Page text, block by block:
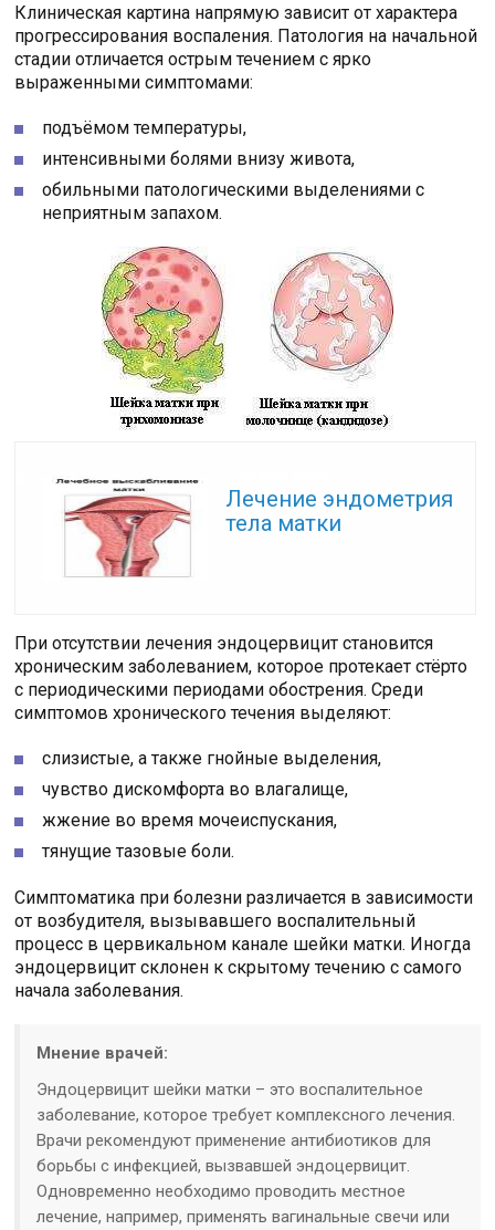
Клиническая картина напрямую зависит от характера
прогрессирования воспаления. Патология на начальной
стадии отличается острым течением с ярко
выраженными симптомами:
подъёмом температуры,
интенсивными болями внизу живота,
обильными патологическими выделениями с
неприятным запахом.
Лечение эндометрия
тела матки
При отсутствии лечения эндоцервицит становится
хроническим заболеванием, которое протекает стёрто
с периодическими периодами обострения. Среди
симптомов хронического течения выделяют:
слизистые, а также гнойные выделения,
чувство дискомфорта во влагалище,
жжение во время мочеиспускания,
тянущие тазовые боли.
Симптоматика при болезни различается в зависимости
от возбудителя, вызывавшего воспалительный
процесс в цервикальном канале шейки матки. Иногда
эндоцервицит склонен к скрытому течению с самого
начала заболевания.
Мнение врачей:
Эндоцервицит шейки матки – это воспалительное
заболевание, которое требует комплексного лечения.
Врачи рекомендуют применение антибиотиков для
борьбы с инфекцией, вызвавшей эндоцервицит.
Одновременно необходимо проводить местное
лечение, например, применять вагинальные свечи или